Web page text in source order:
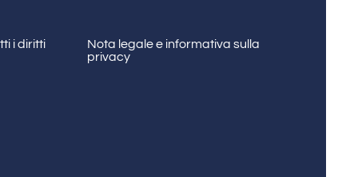
i diritti
Nota legale e informativa sulla
privacy